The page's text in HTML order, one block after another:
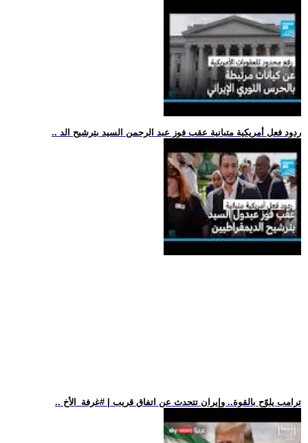
.. ردود فعل أمريكية متبانية عقب فوز عبد الرحمن السيد بترشيح الد
.. ترامب يلوّح بالقوة.. وإيران تتحدث عن اتفاق قريب | #غرفة_الأخ